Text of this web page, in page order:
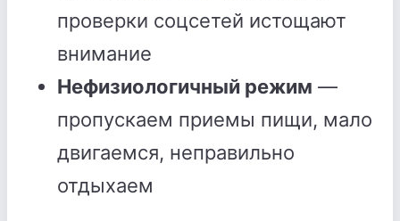
проверки соцсетей истощают
внимание
Нефизиологичный режим —
пропускаем приемы пищи, мало
двигаемся, неправильно
отдыхаем